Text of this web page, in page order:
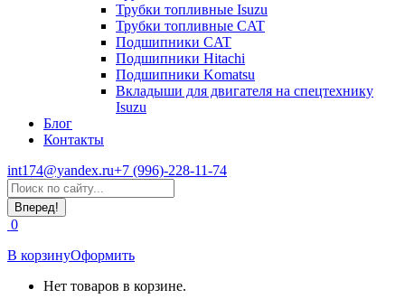
Трубки топливные Isuzu
Трубки топливные CAT
Подшипники CAT
Подшипники Hitachi
Подшипники Komatsu
Вкладыши для двигателя на спецтехнику
Isuzu
Блог
Контакты
int174@yandex.ru+7 (996)-228-11-74
Страница
WhatsApp
открывается
в
новом
окне
Поиск:
0
В корзинуОформить
Нет товаров в корзине.